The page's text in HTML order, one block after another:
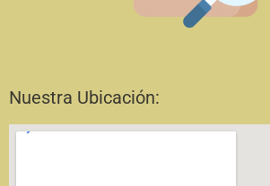
Nuestra Ubicación: